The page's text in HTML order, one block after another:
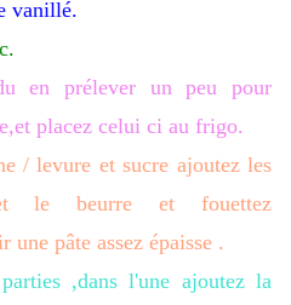
vanillé.
en prélever un peu pour
placez celui ci au frigo.
/ levure et sucre ajoutez les
le beurre et fouettez
une pâte assez épaisse .
,dans l'une ajoutez la